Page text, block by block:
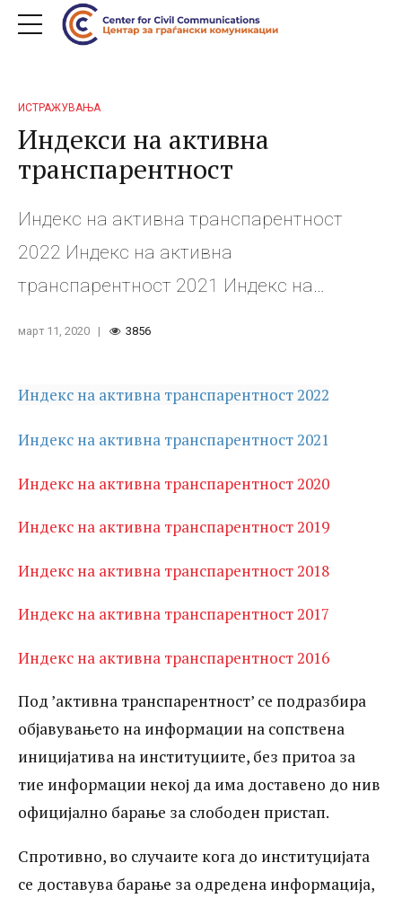
ИСТРАЖУВАЊА
Индекси на активна
транспарентност
Индекс на активна транспарентност
2022 Индекс на активна
транспарентност 2021 Индекс на
Индекс на активна транспарентност
транспарентност 2017 Индекс на
активна транспарентност 2016 Под
’активна транспарентност’ се
информации на сопствена иницијатива
на институциите, без притоа за тие
информации некој да има доставено до
пристап. Спротивно, во случаите кога до
институцијата се доставува барање за
одредена информација, станува збор за
’реактивна транспарентност’. Потребата
од проактивното објавување на
информации произлегува оттаму што на
март 11, 2020 3856
Индекс на активна транспарентност 2022
Индекс на активна транспарентност 2021
Индекс на активна транспарентност 2020
Индекс на активна транспарентност 2019
Индекс на активна транспарентност 2018
Индекс на активна транспарентност 2017
Индекс на активна транспарентност 2016
Под ’активна транспарентност’ се подразбира
објавувањето на информации на сопствена
иницијатива на институциите, без притоа за
тие информации некој да има доставено до нив
официјално барање за слободен пристап.
Спротивно, во случаите кога до институцијата
се доставува барање за одредена информација,